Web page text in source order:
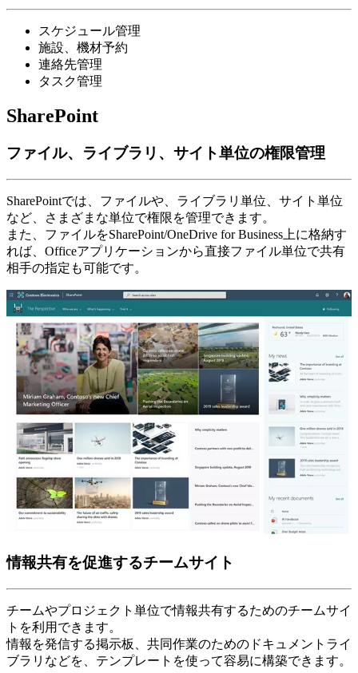
スケジュール管理
施設、機材予約
連絡先管理
タスク管理
SharePoint
ファイル、ライブラリ、サイト単位の権限管理
SharePointでは、ファイルや、ライブラリ単位、サイト単位
など、さまざまな単位で権限を管理できます。
また、ファイルをSharePoint/OneDrive for Business上に格納す
れば、Officeアプリケーションから直接ファイル単位で共有
相手の指定も可能です。
情報共有を促進するチームサイト
チームやプロジェクト単位で情報共有するためのチームサイ
トを利用できます。
情報を発信する掲示板、共同作業のためのドキュメントライ
ブラリなどを、テンプレートを使って容易に構築できます。